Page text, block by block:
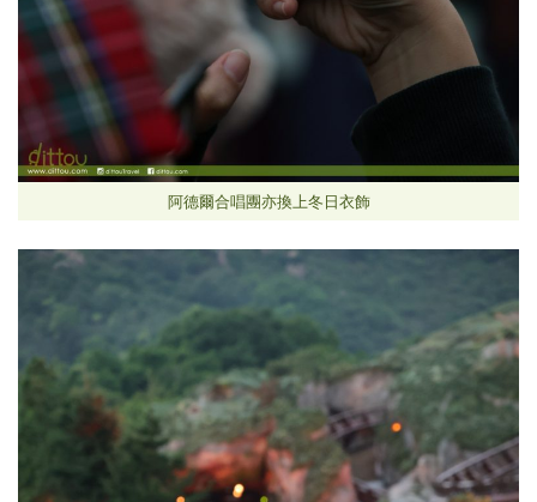
阿德爾合唱團亦換上冬日衣飾